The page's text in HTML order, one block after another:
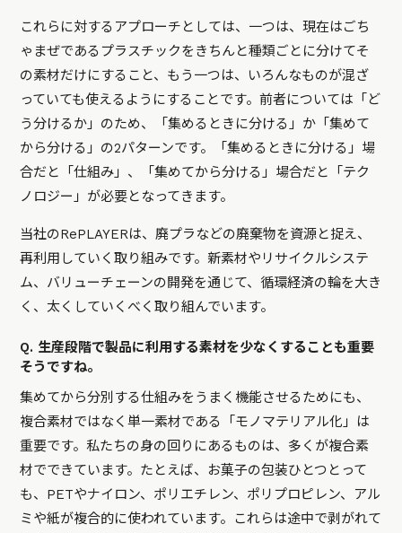
これらに対するアプローチとしては、一つは、現在はごち
ゃまぜであるプラスチックをきちんと種類ごとに分けてそ
の素材だけにすること、もう一つは、いろんなものが混ざ
っていても使えるようにすることです。前者については「ど
う分けるか」のため、「集めるときに分ける」か「集めて
から分ける」の2パターンです。「集めるときに分ける」場
合だと「仕組み」、「集めてから分ける」場合だと「テク
ノロジー」が必要となってきます。
当社のRePLAYERは、廃プラなどの廃棄物を資源と捉え、
再利用していく取り組みです。新素材やリサイクルシステ
ム、バリューチェーンの開発を通じて、循環経済の輪を大き
く、太くしていくべく取り組んでいます。
Q. 生産段階で製品に利用する素材を少なくすることも重要
そうですね。
集めてから分別する仕組みをうまく機能させるためにも、
複合素材ではなく単一素材である「モノマテリアル化」は
重要です。私たちの身の回りにあるものは、多くが複合素
材でできています。たとえば、お菓子の包装ひとつとって
も、PETやナイロン、ポリエチレン、ポリプロピレン、アル
ミや紙が複合的に使われています。これらは途中で剥がれて